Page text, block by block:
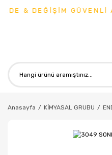
& DEĞİŞİM GÜVENLİ
Anasayfa KİMYASAL GRUBU